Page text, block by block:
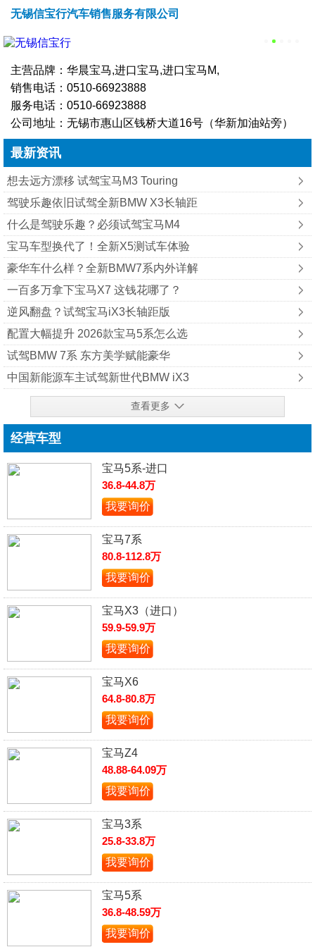
无锡信宝行汽车销售服务有限公司
主营品牌：华晨宝马,进口宝马,进口宝马M,
销售电话： 0510-66923888
服务电话： 0510-66923888
公司地址：无锡市惠山区钱桥大道16号（华新加油站旁）
最新资讯
想去远方漂移 试驾宝马M3 Touring
驾驶乐趣依旧试驾全新BMW X3长轴距
什么是驾驶乐趣？必须试驾宝马M4
宝马车型换代了！全新X5测试车体验
豪华车什么样？全新BMW7系内外详解
一百多万拿下宝马X7 这钱花哪了？
逆风翻盘？试驾宝马iX3长轴距版
配置大幅提升 2026款宝马5系怎么选
试驾BMW 7系 东方美学赋能豪华
中国新能源车主试驾新世代BMW iX3
查看更多
经营车型
宝马5系-进口
36.8-44.8万
我要询价
宝马7系
80.8-112.8万
我要询价
宝马X3（进口）
59.9-59.9万
我要询价
宝马X6
64.8-80.8万
我要询价
宝马Z4
48.88-64.09万
我要询价
宝马3系
25.8-33.8万
我要询价
宝马5系
36.8-48.59万
我要询价